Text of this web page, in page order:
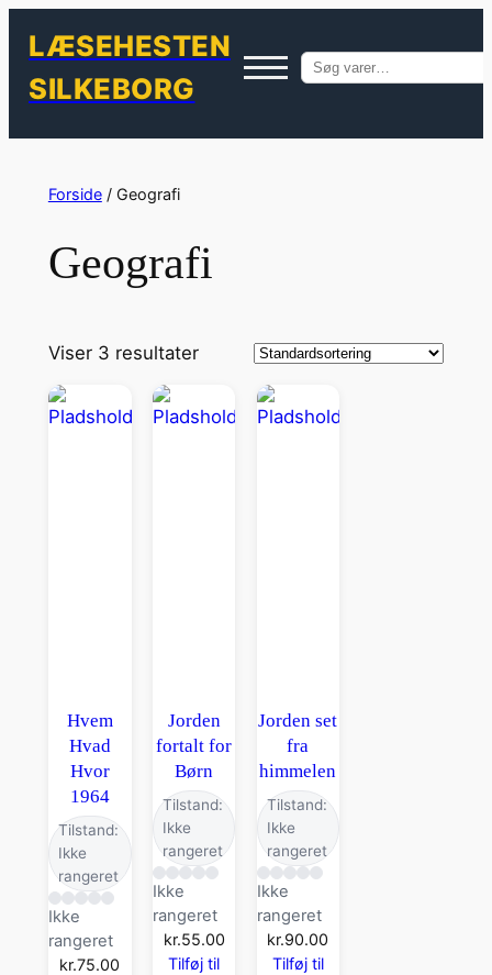
LÆSEHESTEN
SILKEBORG
Søg
indhold
Forside/ Geografi
Geografi
Viser 3 resultater
Hvem
Hvad
Hvor
1964
Tilstand:
Ikke
rangeret
Ikke
rangeret
kr.75.00
Jorden
fortalt for
Børn
Tilstand:
Ikke
rangeret
Ikke
rangeret
kr.55.00
Tilføj til
Jorden set
fra
himmelen
Tilstand:
Ikke
rangeret
Ikke
rangeret
kr.90.00
Tilføj til